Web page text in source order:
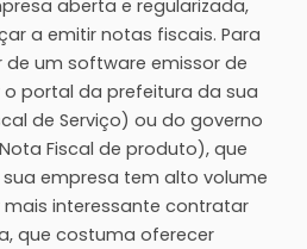
aberta e regularizada,
a emitir notas fiscais. Para
de um software emissor de
o portal da prefeitura da sua
de Serviço) ou do governo
Fiscal de produto), que
empresa tem alto volume
interessante contratar
que costuma oferecer